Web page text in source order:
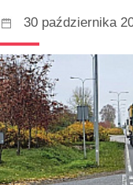
30 października